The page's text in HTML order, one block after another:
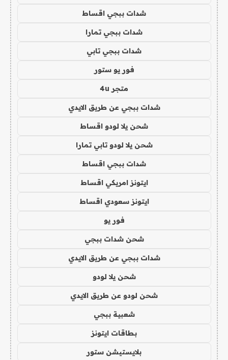
شدات ببجي اقساط
شدات ببجي تمارا
شدات ببجي تابي
فور يو ستور
متجر 4u
شدات ببجي عن طريق الايدي
شحن يلا لودو اقساط
شحن يلا لودو تابي تمارا
شدات ببجي اقساط
ايتونز امريكي اقساط
ايتونز سعودي اقساط
فور يو
شحن شدات ببجي
شدات ببجي عن طريق الايدي
شحن يلا لودو
شحن لودو عن طريق الايدي
شعبية ببجي
بطاقات ايتونز
بلايستيشن ستور